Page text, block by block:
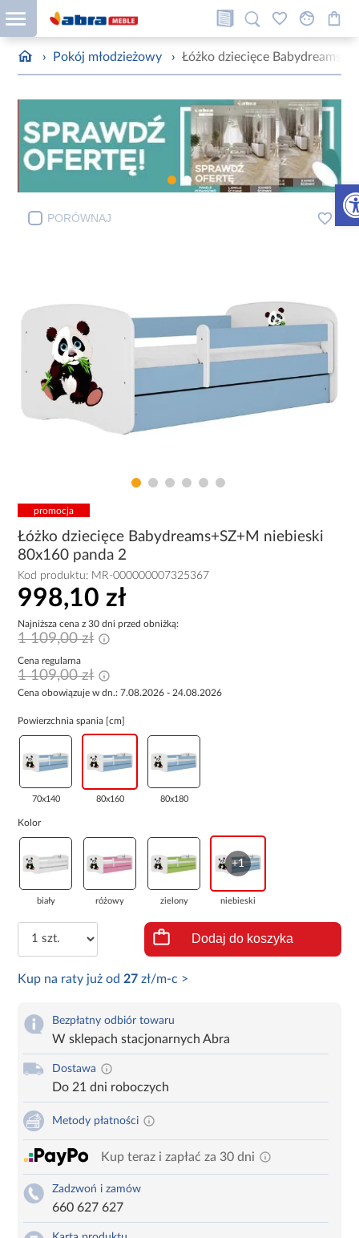
› Pokój młodzieżowy › Łóżko dziecięce
PORÓWNAJ
promocja
Łóżko dziecięce Babydreams+SZ+M niebieski
80x160 panda 2
Kod produktu: MR-000000007325367
998,10 zł
Najniższa cena z 30 dni przed obniżką:
1 109,00 zł
Cena regularna
1 109,00 zł
Cena obowiązuje w dn.: 7.08.2026 - 24.08.2026
Powierzchnia spania [cm]
70x140 80x160 80x180
Kolor
biały różowy zielony
+1
niebieski
Dodaj do koszyka
Kup na raty już od 27 zł/m-c >
Bezpłatny odbiór towaru
W sklepach stacjonarnych Abra
Dostawa
Do 21 dni roboczych
Metody płatności
Kup teraz i zapłać za 30 dni
Zadzwoń i zamów
660 627 627